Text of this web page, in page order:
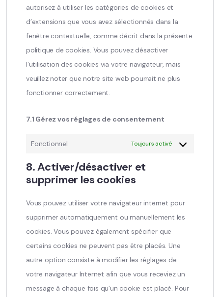
autorisez à utiliser les catégories de cookies et
d’extensions que vous avez sélectionnés dans la
fenêtre contextuelle, comme décrit dans la présente
politique de cookies. Vous pouvez désactiver
l’utilisation des cookies via votre navigateur, mais
veuillez noter que notre site web pourrait ne plus
fonctionner correctement.
7.1 Gérez vos réglages de consentement
Fonctionnel Toujours activé
8. Activer/désactiver et
supprimer les cookies
Vous pouvez utiliser votre navigateur internet pour
supprimer automatiquement ou manuellement les
cookies. Vous pouvez également spécifier que
certains cookies ne peuvent pas être placés. Une
autre option consiste à modifier les réglages de
votre navigateur Internet afin que vous receviez un
message à chaque fois qu’un cookie est placé. Pour